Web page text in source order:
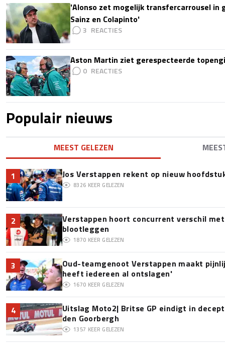
'Alonso zet mogelijk transfercarrousel in
Sainz en Colapinto'
3
Aston Martin ziet gerespecteerde
0
Populair nieuws
MEEST GELEZEN
1 Jos Verstappen rekent op nieuw
8326 KEER GELEZEN
2
Verstappen hoort concurrent verschil
blootleggen
1870 KEER GELEZEN
3
Oud-teamgenoot Verstappen maakt
heeft iedereen al ontslagen'
1670 KEER GELEZEN
4
Uitslag Moto2| Britse GP eindigt in
den Goorbergh
1357 KEER GELEZEN